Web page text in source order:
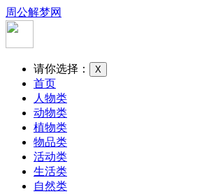
周公解梦网
请你选择： X
首页
人物类
动物类
植物类
物品类
活动类
生活类
自然类